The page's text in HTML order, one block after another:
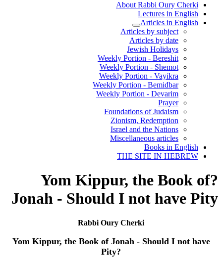
About Rabbi Oury Cherki
Lectures in English
Articles in English
Articles by subject
Articles by date
Jewish Holidays
Weekly Portion - Bereshit
Weekly Portion - Shemot
Weekly Portion - Vayikra
Weekly Portion - Bemidbar
Weekly Portion - Devarim
Prayer
Foundations of Judaism
Zionism, Redemption
Israel and the Nations
Miscellaneous articles
Books in English
THE SITE IN HEBREW
?Yom Kippur, the Book of
Jonah - Should I not have Pity
Rabbi Oury Cherki
Yom Kippur, the Book of Jonah - Should I not have
Pity?